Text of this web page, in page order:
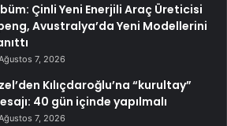
Çinli Yeni Enerjili Araç Üreticisi
Avustralya’da Yeni Modellerini
7, 2026
Kılıçdaroğlu’na “kurultay”
40 gün içinde yapılmalı
7, 2026